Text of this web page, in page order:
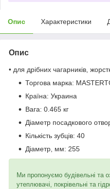
Опис Характеристики
Опис
• для дрібних чагарників,
Торгова марка:
Країна: Украина
Вага: 0.465 кг
Діаметр посадкового
Кількість зубців: 40
Діаметр, мм: 255
Ми пропонуємо будівельні та
утеплювачі, покрівельні та